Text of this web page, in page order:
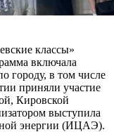
классы»
включала
городу, в том числе
приняли участие
Кировской
выступила
энергии (ИЦАЭ).